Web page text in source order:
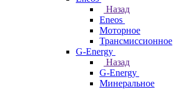
Назад
Eneos
Моторное
Трансмиссионное
G-Energy
Назад
G-Energy
Минеральное